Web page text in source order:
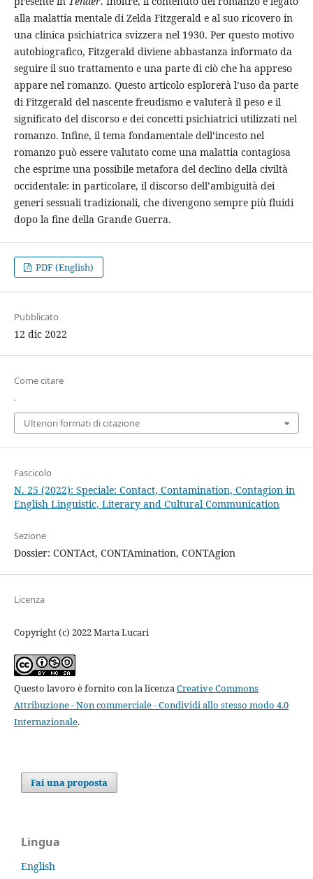
alla malattia mentale di Zelda Fitzgerald e al suo ricovero in
una clinica psichiatrica svizzera nel 1930. Per questo motivo
autobiografico, Fitzgerald diviene abbastanza informato da
seguire il suo trattamento e una parte di ciò che ha appreso
appare nel romanzo. Questo articolo esplorerà l’uso da parte
di Fitzgerald del nascente freudismo e valuterà il peso e il
significato del discorso e dei concetti psichiatrici utilizzati nel
romanzo. Infine, il tema fondamentale dell’incesto nel
romanzo può essere valutato come una malattia contagiosa
che esprime una possibile metafora del declino della civiltà
occidentale: in particolare, il discorso dell’ambiguità dei
generi sessuali tradizionali, che divengono sempre più fluidi
dopo la fine della Grande Guerra.
PDF (English)
Pubblicato
12 dic 2022
Come citare
.
Ulteriori formati di citazione
Fascicolo
N. 25 (2022): Speciale: Contact, Contamination, Contagion in
English Linguistic, Literary and Cultural Communication
Sezione
Dossier: CONTAct, CONTAmination, CONTAgion
Licenza
Copyright (c) 2022 Marta Lucari
Questo lavoro è fornito con la licenzaCreative Commons
Attribuzione - Non commerciale - Condividi allo stesso modo 4.0
Internazionale.
Fai una proposta
Lingua
English